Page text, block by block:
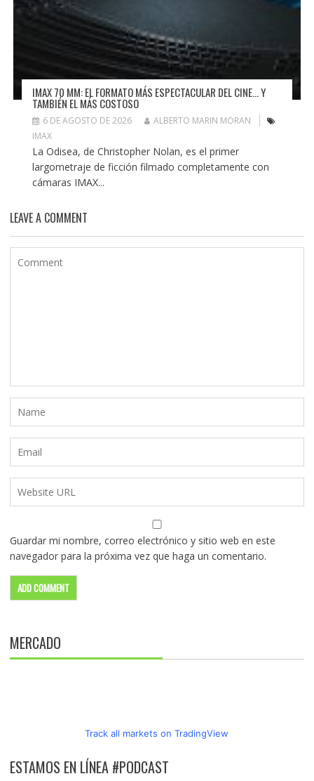
IMAX 70 MM: EL FORMATO MÁS ESPECTACULAR DEL CINE… Y
TAMBIÉN EL MÁS COSTOSO
6 DE AGOSTO DE 2026
ALBERTO MARIN MORAN
IMAX
La Odisea, de Christopher Nolan, es el primer
largometraje de ficción filmado completamente con
cámaras IMAX...
LEAVE A COMMENT
Guardar mi nombre, correo electrónico y sitio web en este
navegador para la próxima vez que haga un comentario.
MERCADO
Track all markets on TradingView
ESTAMOS EN LÍNEA #PODCAST